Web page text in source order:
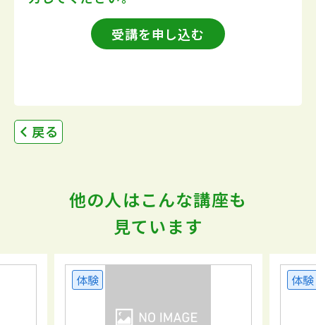
受講を申し込む
戻る
他の人はこんな講座も
見ています
体験 体験